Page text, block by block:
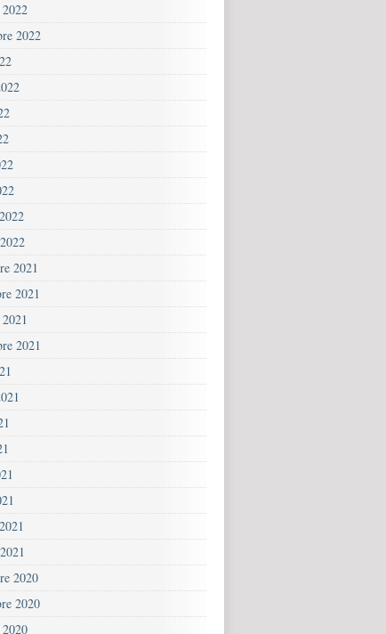
2022
2021
2021
2021
2020
2020